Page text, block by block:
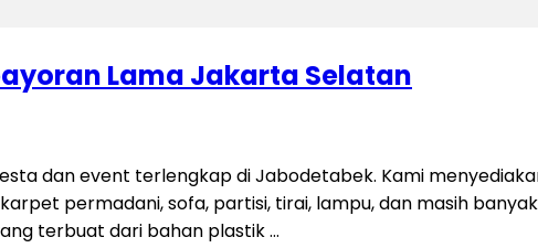
Lama Jakarta Selatan
dan event terlengkap di Jabodetabek. Kami
permadani, sofa, partisi, tirai, lampu, dan masih
terbuat dari bahan plastik …